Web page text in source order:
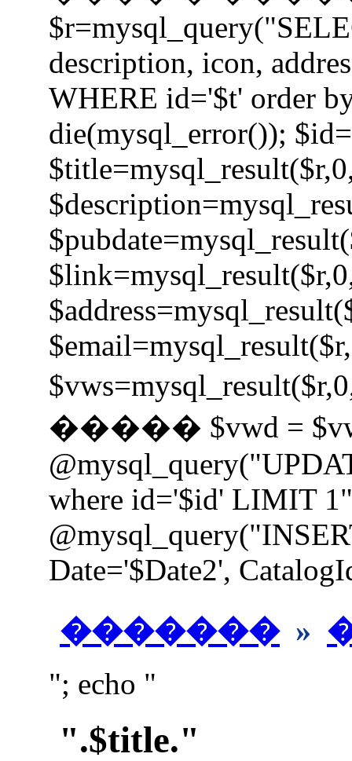
description, icon,
WHERE id='$t' order
die(mysql_error());
����� $vwd =
where id='$id' LIMIT
Date='$Date2',
������� »
"; echo "
".$title."